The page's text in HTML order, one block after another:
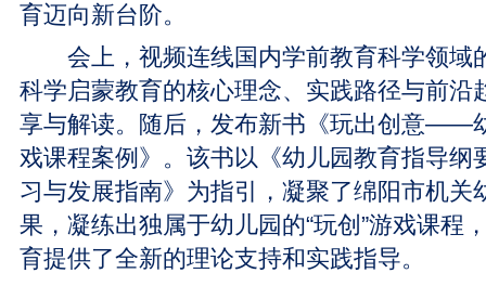
育迈向新台阶。
会上，视频连线国内学前教育科学领域
科学启蒙教育的核心理念、实践路径与前沿
享与解读。随后，发布新书《玩出创意——
戏课程案例》。该书以《幼儿园教育指导纲
习与发展指南》为指引，凝聚了绵阳市机关
果，凝练出独属于幼儿园的“玩创”游戏课程
育提供了全新的理论支持和实践指导。